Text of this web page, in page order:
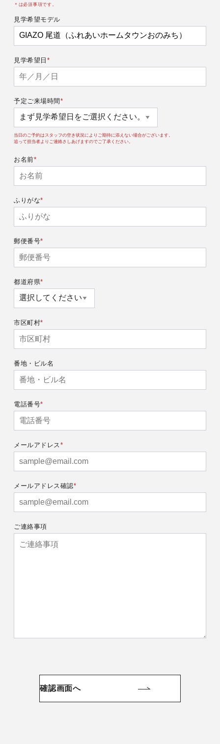
＊は必須事項です。
見学希望モデル
見学希望日
予定ご来場時間
当日のご予約はスタッフの空き状況によりご期待に添えない場合がございます。
追って担当者よりご連絡さしあげますのでご了承ください。
お名前
ふりがな
郵便番号
都道府県
市区町村
番地・ビル名
電話番号
メールアドレス
メールアドレス確認
ご連絡事項